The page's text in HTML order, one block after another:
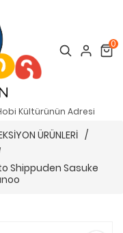
Search Cart
0
Kültürünün Adresi
ÜRÜNLERİ /
Shippuden Sasuke